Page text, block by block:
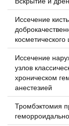
Иссечение
косметического
Иссечение
узлов
хроническом
анестезией
Тромбэктомия